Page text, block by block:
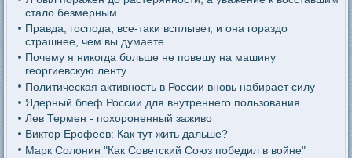
стало безмерным
Правда, господа, все-таки всплывет, и она гораздо
страшнее, чем вы думаете
Почему я никогда больше не повешу на машину
георгиевскую ленту
Политическая активность в России вновь набирает силу
Ядерный блеф России для внутреннего пользования
Лев Термен - похороненный заживо
Виктор Ерофеев: Как тут жить дальше?
Марк Солонин "Как Советский Союз победил в войне"